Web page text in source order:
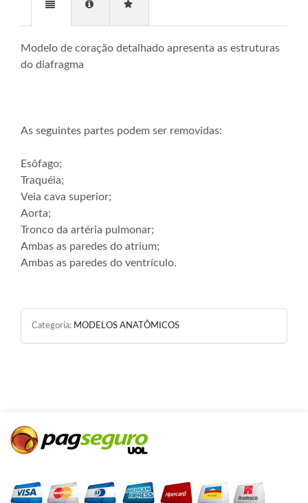
Modelo de coração detalhado apresenta as estruturas
do diafragma
As seguintes partes podem ser removidas:
Esôfago;
Traquéia;
Veia cava superior;
Aorta;
Tronco da artéria pulmonar;
Ambas as paredes do atrium;
Ambas as paredes do ventrículo.
Categoria: MODELOS ANATÔMICOS